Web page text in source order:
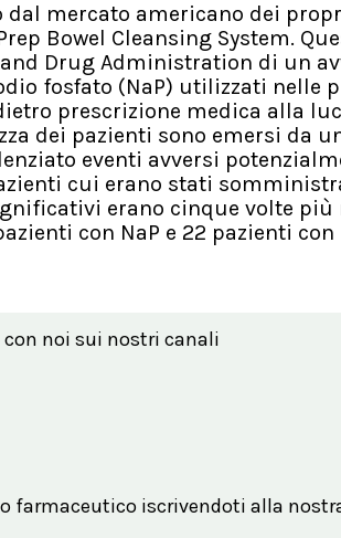
mercato americano dei
Bowel Cleansing System.
Drug Administration di un
fosfato (NaP) utilizzati nelle
prescrizione medica alla
dei pazienti sono emersi da
eventi avversi
cui erano stati
erano cinque volte
con NaP e 22 pazienti con
noi sui nostri canali
farmaceutico iscrivendoti alla